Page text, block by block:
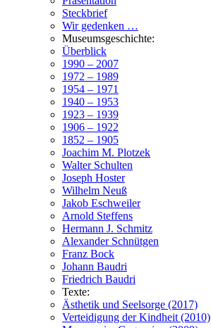
Steckbrief
Wir gedenken …
Museumsgeschichte:
Überblick
1990 – 2007
1972 – 1989
1954 – 1971
1940 – 1953
1923 – 1939
1906 – 1922
1852 – 1905
Joachim M. Plotzek
Walter Schulten
Joseph Hoster
Wilhelm Neuß
Jakob Eschweiler
Arnold Steffens
Hermann J. Schmitz
Alexander Schnütgen
Franz Bock
Johann Baudri
Friedrich Baudri
Texte:
Ästhetik und Seelsorge (2017)
Verteidigung der Kindheit (2010)